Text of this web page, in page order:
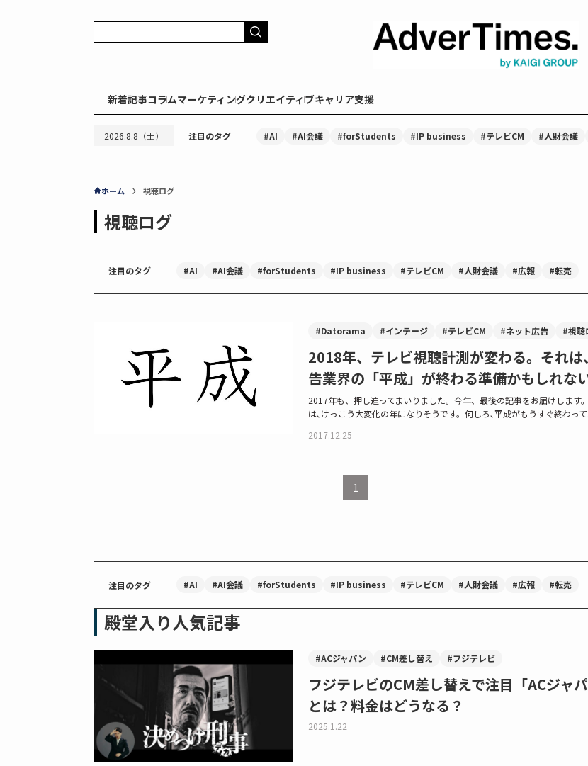
新着記事コラムマーケティングクリエイティブキャリア支援
2026.8.8（土） 注目のタグ ｜ #AI #AI会議 #forStudents #IP business #テレビCM #人財会議
ホーム 視聴ログ
視聴ログ
注目のタグ ｜ #AI #AI会議 #forStudents #IP business #テレビCM #人財会議 #広報 #転売
#Datorama #インテージ #テレビCM #ネット広告 #視聴
2018年、テレビ視聴計測が変わる。それは
告業界の「平成」が終わる準備かもしれない
2017年も、押し迫ってまいりました。今年、最後の記事をお届けします
は､けっこう大変化の年になりそうです。何しろ､平成がもうすぐ終わって
2017.12.25
1
注目のタグ ｜ #AI #AI会議 #forStudents #IP business #テレビCM #人財会議 #広報 #転売
殿堂入り人気記事
#ACジャパン #CM差し替え #フジテレビ
フジテレビのCM差し替えで注目「ACジャパ
とは？料金はどうなる？
2025.1.22